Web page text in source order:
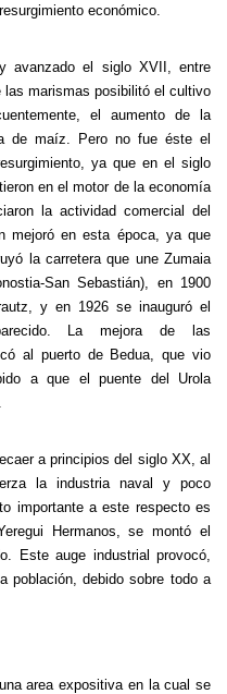
económico.
avanzado el siglo XVII, entre
marismas posibilitó el cultivo
el aumento de la
de maíz. Pero no fue éste el
ya que en el siglo
en el motor de la economía
la actividad comercial del
mejoró en esta época, ya que
la carretera que une Zumaia
San Sebastián), en 1900
y en 1926 se inauguró el
La mejora de las
al puerto de Bedua, que vio
a que el puente del Urola
a principios del siglo XX, al
la industria naval y poco
importante a este respecto es
Hermanos, se montó el
Este auge industrial provocó,
población, debido sobre todo a
area expositiva en la cual se